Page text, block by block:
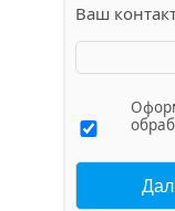
Ваш